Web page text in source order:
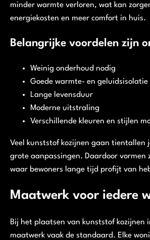
minder warmte verloren, wat kan
energiekosten en meer comfort in huis.
Belangrijke voordelen zijn
Weinig onderhoud nodig
Goede warmte- en geluidsisolatie
Lange levensduur
Moderne uitstraling
Verschillende kleuren en stijlen
Veel kunststof kozijnen gaan tientallen
grote aanpassingen. Daardoor vormen
waar bewoners lange tijd profijt van
Maatwerk voor iedere
Bij het plaatsen van kunststof kozijnen
maatwerk vaak de standaard. Elke